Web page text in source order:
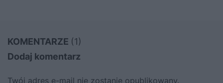
KOMENTARZE (1)
Dodaj komentarz
Twój adres e-mail nie zostanie opublikowany.